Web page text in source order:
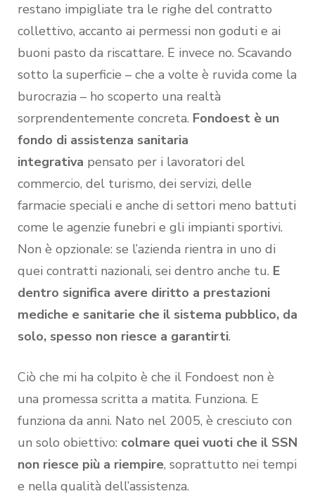
restano impigliate tra le righe del contratto
collettivo, accanto ai permessi non goduti e ai
buoni pasto da riscattare. E invece no. Scavando
sotto la superficie – che a volte è ruvida come la
burocrazia – ho scoperto una realtà
sorprendentemente concreta. Fondoest è un
fondo di assistenza sanitaria
integrativa pensato per i lavoratori del
commercio, del turismo, dei servizi, delle
farmacie speciali e anche di settori meno battuti
come le agenzie funebri e gli impianti sportivi.
Non è opzionale: se l’azienda rientra in uno di
quei contratti nazionali, sei dentro anche tu. E
dentro significa avere diritto a prestazioni
mediche e sanitarie che il sistema pubblico, da
solo, spesso non riesce a garantirti.
Ciò che mi ha colpito è che il Fondoest non è
una promessa scritta a matita. Funziona. E
funziona da anni. Nato nel 2005, è cresciuto con
un solo obiettivo: colmare quei vuoti che il SSN
non riesce più a riempire, soprattutto nei tempi
e nella qualità dell’assistenza.